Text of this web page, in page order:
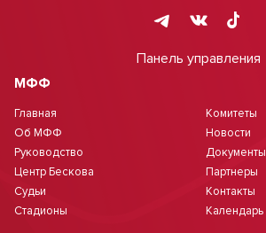
Панель управления
МФФ
Главная
Об МФФ
Руководство
Центр Бескова
Судьи
Стадионы
Комитеты
Новости
Документы
Партнеры
Контакты
Календарь